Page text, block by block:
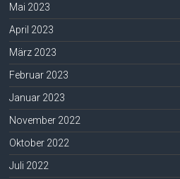
Mai 2023
April 2023
März 2023
Februar 2023
Januar 2023
November 2022
Oktober 2022
Juli 2022